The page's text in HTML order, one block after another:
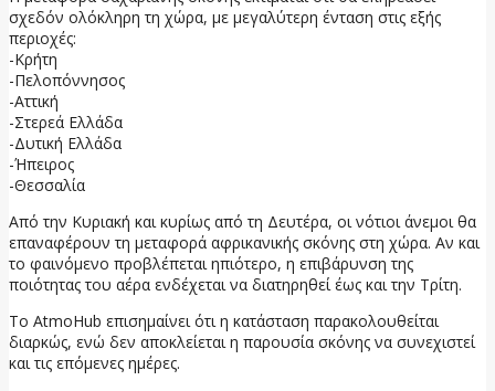
σχεδόν ολόκληρη τη χώρα, με μεγαλύτερη ένταση στις εξής
περιοχές:
-Κρήτη
-Πελοπόννησος
-Αττική
-Στερεά Ελλάδα
-Δυτική Ελλάδα
-Ήπειρος
-Θεσσαλία
Από την Κυριακή και κυρίως από τη Δευτέρα, οι νότιοι άνεμοι θα
επαναφέρουν τη μεταφορά αφρικανικής σκόνης στη χώρα. Αν και
το φαινόμενο προβλέπεται ηπιότερο, η επιβάρυνση της
ποιότητας του αέρα ενδέχεται να διατηρηθεί έως και την Τρίτη.
Το AtmoHub επισημαίνει ότι η κατάσταση παρακολουθείται
διαρκώς, ενώ δεν αποκλείεται η παρουσία σκόνης να συνεχιστεί
και τις επόμενες ημέρες.